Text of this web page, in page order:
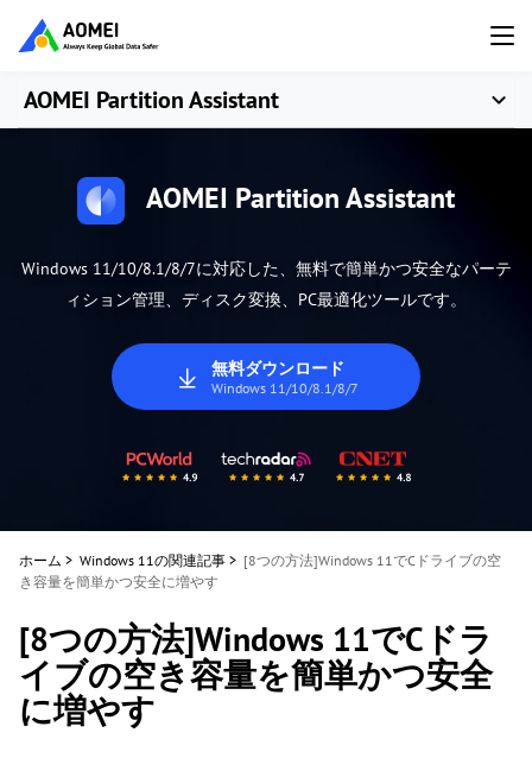
AOMEI Partition Assistant
AOMEI Partition Assistant
Windows 11/10/8.1/8/7に対応した、無料で簡単かつ安全なパーテ
ィション管理、ディスク変換、PC最適化ツールです。
無料ダウンロード
Windows 11/10/8.1/8/7
ホーム > Windows 11の関連記事 > [8つの方法]Windows 11でCドライブの空
き容量を簡単かつ安全に増やす
[8つの方法]Windows 11でCドラ
イブの空き容量を簡単かつ安全
に増やす